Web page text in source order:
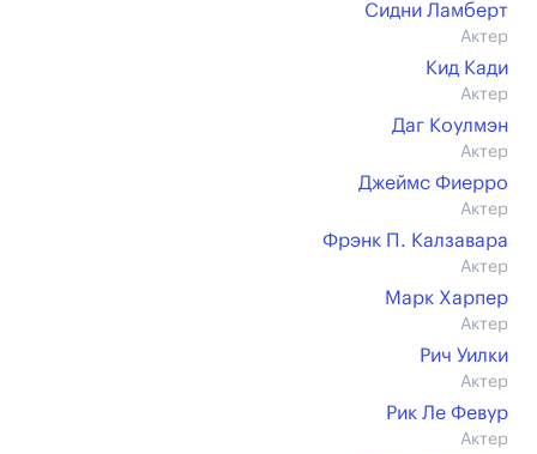
Сидни Ламберт
Актер
Кид Кади
Актер
Даг Коулмэн
Актер
Джеймс Фиерро
Актер
Фрэнк П. Калзавара
Актер
Марк Харпер
Актер
Рич Уилки
Актер
Рик Ле Февур
Актер